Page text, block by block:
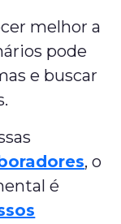
melhor a
pode
e buscar
, o
é